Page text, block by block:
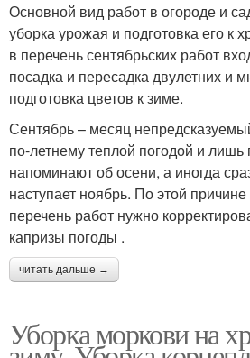
Основной вид работ в огороде и
уборка урожая и подготовка его к
в перечень сентябрьских работ
посадка и пересадка двулетних и
подготовка цветов к зиме.
Сентябрь – месяц
по-летнему теплой погодой и
напоминают об осени, а иногда
наступает ноябрь. По этой
перечень работ нужно
капризы погоды .
читать дальше →
Уборка моркови на